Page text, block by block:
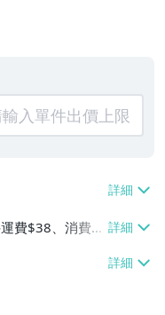
費$38、消費滿
付款【單件運
】、郵局掛號
免運費】